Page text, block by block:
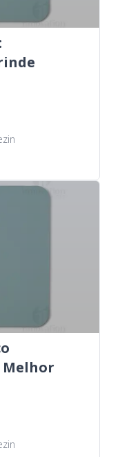
Melhor